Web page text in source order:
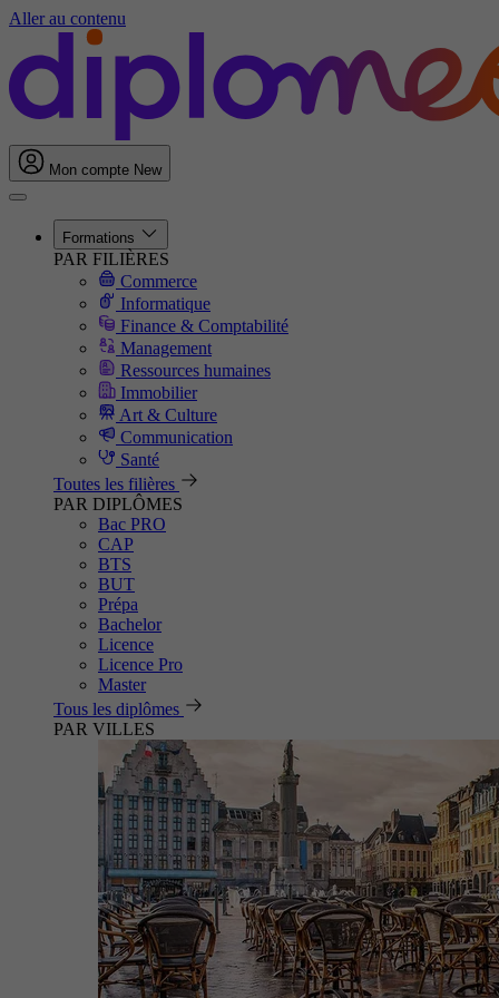
Aller au contenu
Mon compte New
Formations
PAR FILIÈRES
Commerce
Informatique
Finance & Comptabilité
Management
Ressources humaines
Immobilier
Art & Culture
Communication
Santé
Toutes les filières
PAR DIPLÔMES
Bac PRO
CAP
BTS
BUT
Prépa
Bachelor
Licence
Licence Pro
Master
Tous les diplômes
PAR VILLES